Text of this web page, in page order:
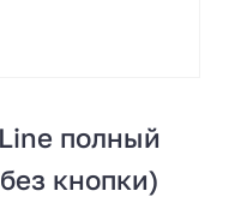
полный
кнопки)